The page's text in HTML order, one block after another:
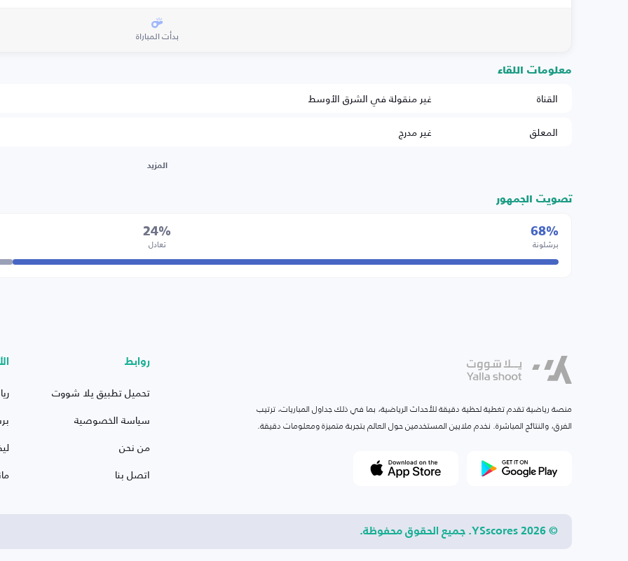
بدأت المباراة
معلومات اللقاء
القناة
غير منقولة في الشرق الأوسط
المعلق
غير مدرج
المزيد
تصويت الجمهور
68%
برشلونة
24%
تعادل
منصة رياضية تقدم تغطية لحظية دقيقة للأحداث الرياضية، بما في ذلك جداول المباريات، ترتيب
الفرق، والنتائج المباشرة. نخدم ملايين المستخدمين حول العالم بتجربة متميزة ومعلومات دقيقة.
روابط
تحميل تطبيق يلا شووت
سياسة الخصوصية
من نحن
اتصل بنا
© 2026 YSscores. جميع الحقوق محفوظة.